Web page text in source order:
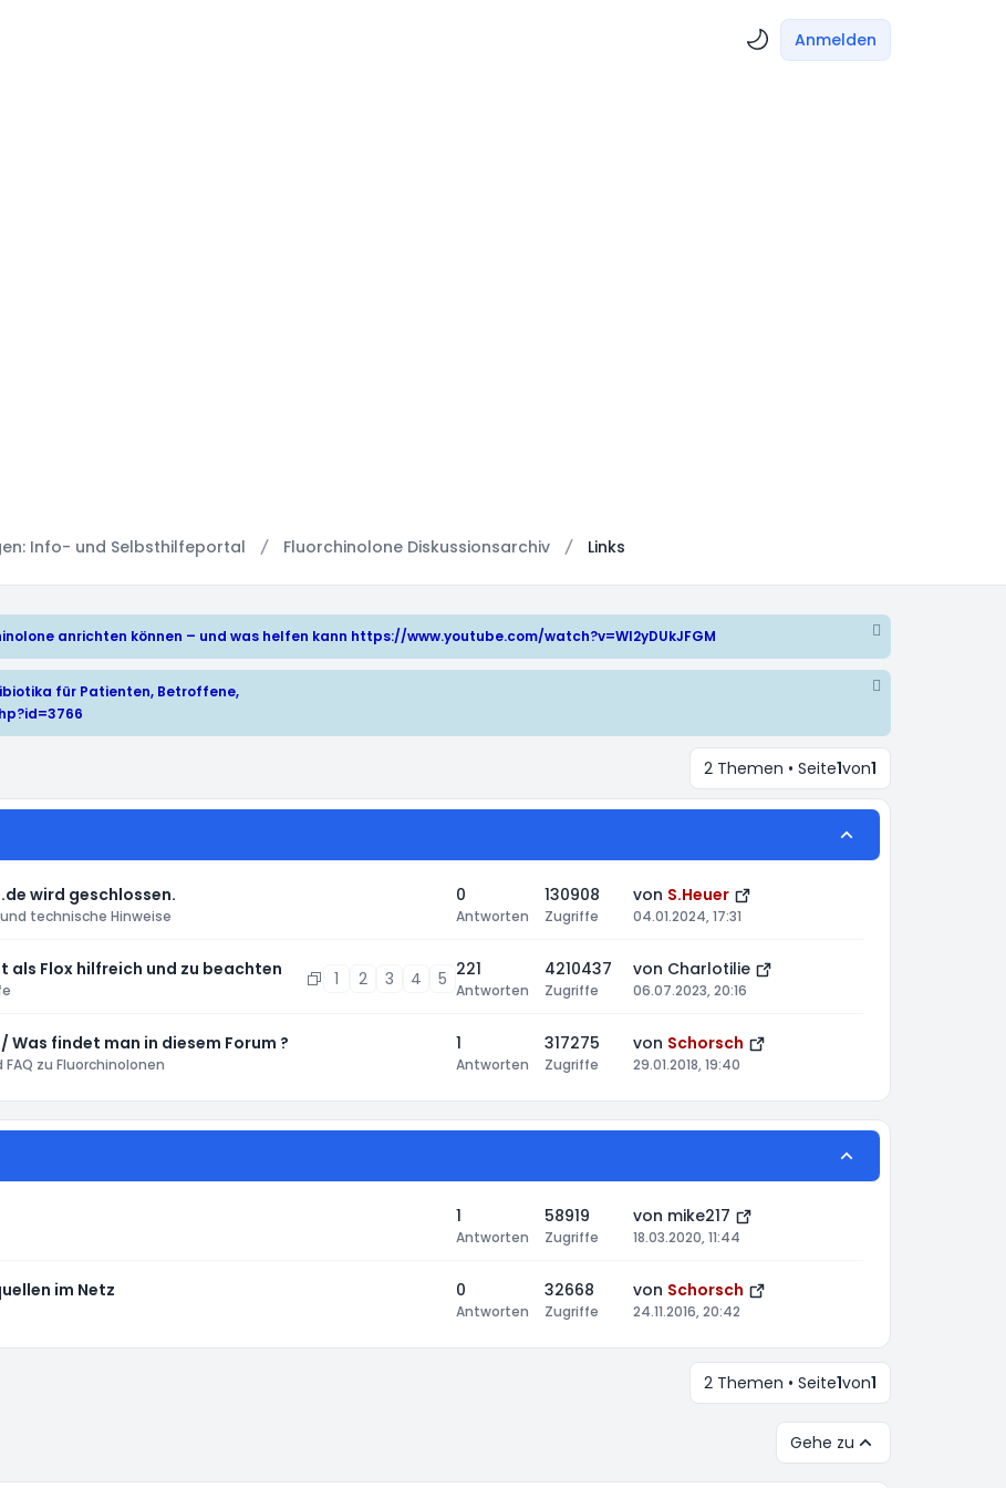
Anmelden
Info- und Selbsthilfeportal Fluorchinolone Diskussionsarchiv Links
anrichten können – und was helfen kann https://www.youtube.com/watch?v=WI2yDUkJFGM
für Patienten, Betroffene,
2 Themen • Seite1von1
wird geschlossen.
technische Hinweise
0
Antworten
130908
Zugriffe
von S.Heuer
04.01.2024, 17:31
als Flox hilfreich und zu beachten 1 2 3 4 5 221
Antworten
4210437
Zugriffe
von Charlotilie
06.07.2023, 20:16
findet man in diesem Forum ?
FAQ zu Fluorchinolonen
1
Antworten
317275
Zugriffe
von Schorsch
29.01.2018, 19:40
1
Antworten
58919
Zugriffe
von mike217
18.03.2020, 11:44
im Netz 0
Antworten
32668
Zugriffe
von Schorsch
24.11.2016, 20:42
2 Themen • Seite1von1
Gehe zu